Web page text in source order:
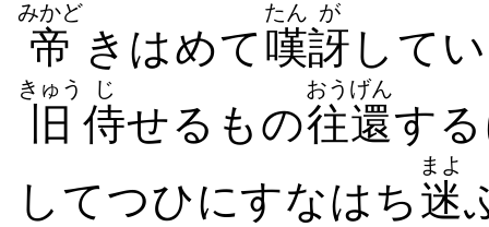
帝
みかど
きはめて嘆
たん
訝
が
して
旧
きゅう
侍
じ
せるもの往還
おうげん
す
してつひにすなはち 迷
まよ